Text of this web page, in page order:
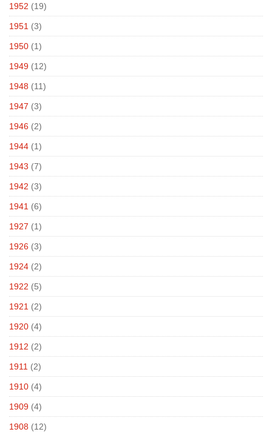
1952 (19)
1951 (3)
1950 (1)
1949 (12)
1948 (11)
1947 (3)
1946 (2)
1944 (1)
1943 (7)
1942 (3)
1941 (6)
1927 (1)
1926 (3)
1924 (2)
1922 (5)
1921 (2)
1920 (4)
1912 (2)
1911 (2)
1910 (4)
1909 (4)
1908 (12)